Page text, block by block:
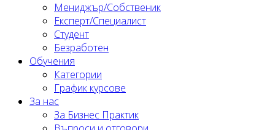
Мениджър/Собственик
Експерт/Специалист
Студент
Безработен
Обучения
Категории
График курсове
За нас
За Бизнес Практик